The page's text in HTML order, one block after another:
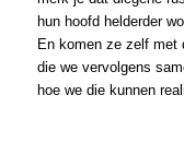
hun hoofd helderder
En komen ze zelf met
die we vervolgens
hoe we die kunnen